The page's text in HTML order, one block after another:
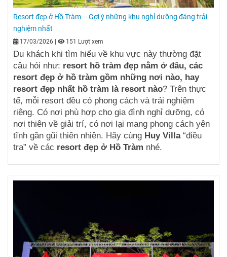
Resort đẹp ở Hồ Tràm – Gợi ý những khu nghỉ dưỡng đáng trải
nghiệm nhất
17/03/2026 151 Lượt xem
Du khách khi tìm hiểu về khu vực này thường đặt
câu hỏi như: resort hồ tràm đẹp nằm ở đâu, các
resort đẹp ở hồ tràm gồm những nơi nào, hay
resort đẹp nhất hồ tràm là resort nào? Trên thực
tế, mỗi resort đều có phong cách và trải nghiệm
riêng. Có nơi phù hợp cho gia đình nghỉ dưỡng, có
nơi thiên về giải trí, có nơi lại mang phong cách yên
tĩnh gần gũi thiên nhiên. Hãy cùng Huy Villa“điều
tra” về các resort đẹp ở Hồ Tràm nhé.